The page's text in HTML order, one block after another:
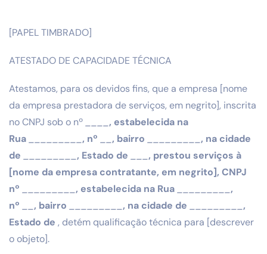
[PAPEL TIMBRADO]
ATESTADO DE CAPACIDADE TÉCNICA
Atestamos, para os devidos fins, que a empresa [nome
da empresa prestadora de serviços, em negrito], inscrita
no CNPJ sob o nº
, estabelecida na
Rua
, nº , bairro
, na cidade
de
, Estado de
, prestou serviços à
[nome da empresa contratante, em negrito], CNPJ
nº
, estabelecida na Rua
,
nº
, bairro , na cidade de
,
Estado de , detém qualificação técnica para [descrever
o objeto].